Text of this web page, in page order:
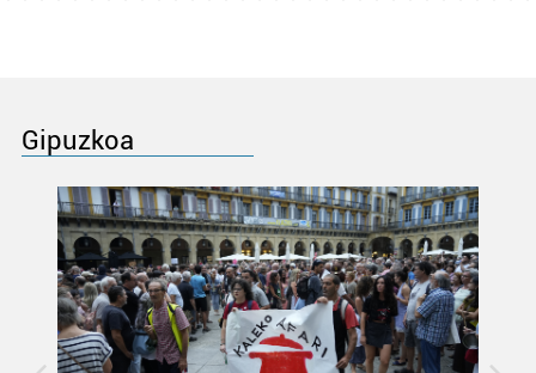
Gipuzkoa